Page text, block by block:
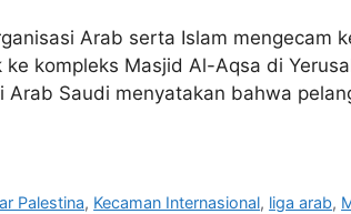
Arab serta Islam mengecam
kompleks Masjid Al-Aqsa di
Saudi menyatakan bahwa
Palestina, Kecaman Internasional, liga arab,